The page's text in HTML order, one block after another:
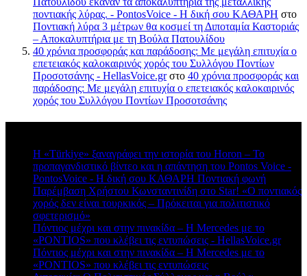
ποντιακής λύρας. - PontosVoice - H δική σου ΚΑΘΑΡΗ στο
Ποντιακή λύρα 3 μέτρων θα κοσμεί τη Διποταμία Καστοριάς
– Αποκαλυπτήρια με τη Βούλα Πατουλίδου
40 χρόνια προσφοράς και παράδοσης: Με μεγάλη επιτυχία ο
επετειακός καλοκαιρινός χορός του Συλλόγου Ποντίων
Προσοτσάνης - HellasVoice.grστο 40 χρόνια προσφοράς και
παράδοσης: Με μεγάλη επιτυχία ο επετειακός καλοκαιρινός
χορός του Συλλόγου Ποντίων Προσοτσάνης
Η «Türkiye» ξαναγράφει την ιστορία του Horon – Το
προπαγανδιστικό βίντεο και η απάντηση του Pontos Voice -
PontosVoice - H δική σου ΚΑΘΑΡΗ Ποντιακή φωνή
Παρέμβαση Χρήστου Κωνσταντινίδη στο Star! «Ο ποντιακός
χορός δεν είναι τουρκικός – Πρόκειται για πολιτιστικό
σφετερισμό»
Πόντιος μέχρι και στην πινακίδα – Η Mercedes με το
«PONTIOS» που κλέβει τις εντυπώσεις - HellasVoice.grστο
Πόντιος μέχρι και στην πινακίδα – Η Mercedes με το
«PONTIOS» που κλέβει τις εντυπώσεις